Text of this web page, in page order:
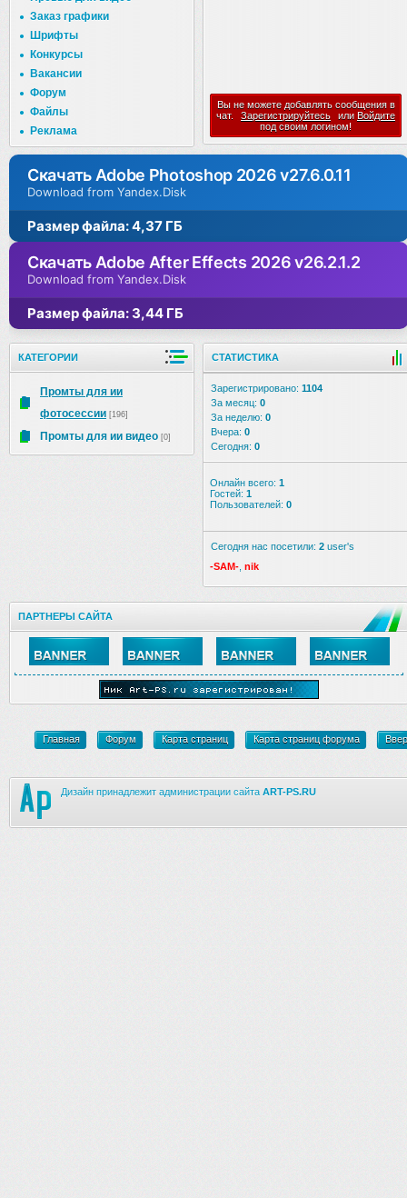
Заказ графики
Шрифты
Конкурсы
Вакансии
Форум
Файлы
Реклама
Вы не можете добавлять сообщения в
чат.
Зарегистрируйтесь или Войдите
под своим логином!
Скачать Adobe Photoshop 2026 v27.6.0.11
Download from Yandex.Disk
Размер файла: 4,37 ГБ
Скачать Adobe After Effects 2026 v26.2.1.2
Download from Yandex.Disk
Размер файла: 3,44 ГБ
КАТЕГОРИИ
Промты для ии
фотосессии [196]
Промты для ии видео [0]
СТАТИСТИКА
Зарегистрировано: 1104
За месяц: 0
За неделю: 0
Вчера: 0
Сегодня: 0
Онлайн всего: 1
Гостей: 1
Пользователей: 0
Сегодня нас посетили: 2 user's
-SAM- nik
ПАРТНЕРЫ САЙТА
Главная Форум Карта страниц Карта страниц форума
Дизайн принадлежит администрации сайта ART-PS.RU